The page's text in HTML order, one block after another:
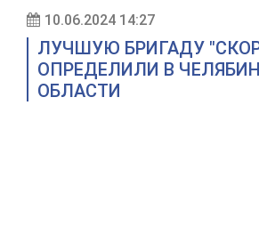
10.06.2024 14:27
ЛУЧШУЮ БРИГАДУ
ОПРЕДЕЛИЛИ В
ОБЛАСТИ